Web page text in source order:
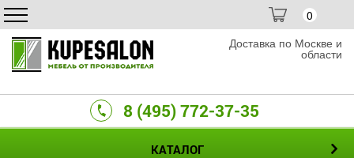
0
Доставка по Москве и
области
8 (495) 772-37-35
КАТАЛОГ